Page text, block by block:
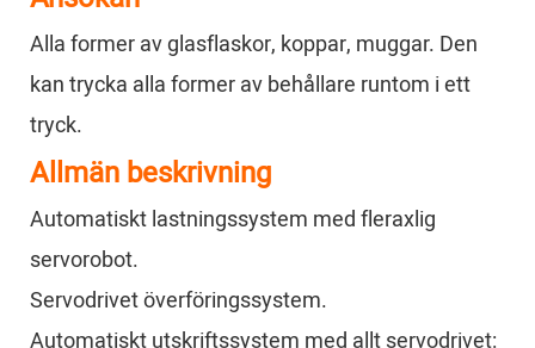
Alla former av glasflaskor, koppar, muggar. Den
kan trycka alla former av behållare runtom i ett
tryck.
Allmän beskrivning
Automatiskt lastningssystem med fleraxlig
servorobot.
Servodrivet överföringssystem.